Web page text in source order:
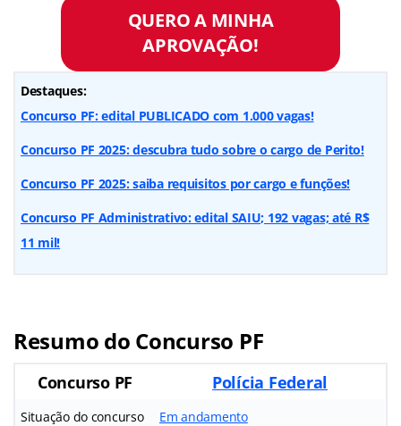
QUERO A MINHA
APROVAÇÃO!
Destaques:
Concurso PF: edital PUBLICADO com 1.000 vagas!
Concurso PF 2025: descubra tudo sobre o cargo de Perito!
Concurso PF 2025: saiba requisitos por cargo e funções!
Concurso PF Administrativo: edital SAIU; 192 vagas; até R$
11 mil!
Resumo do Concurso PF
Concurso PF Polícia Federal
Situação do concurso Em andamento